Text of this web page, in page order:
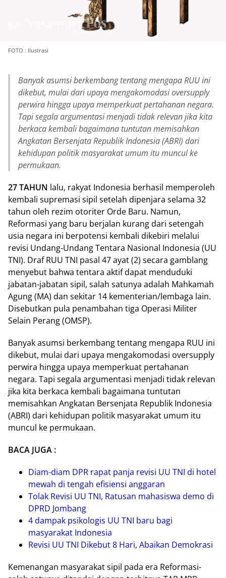
FOTO : Ilustrasi
Banyak asumsi berkembang tentang mengapa RUU ini
dikebut, mulai dari upaya mengakomodasi oversupply
perwira hingga upaya memperkuat pertahanan negara.
Tapi segala argumentasi menjadi tidak relevan jika kita
berkaca kembali bagaimana tuntutan memisahkan
Angkatan Bersenjata Republik Indonesia (ABRI) dari
kehidupan politik masyarakat umum itu muncul ke
permukaan.
27 TAHUN lalu, rakyat Indonesia berhasil memperoleh
kembali supremasi sipil setelah dipenjara selama 32
tahun oleh rezim otoriter Orde Baru. Namun,
Reformasi yang baru berjalan kurang dari setengah
usia negara ini berpotensi kembali dikebiri melalui
revisi Undang-Undang Tentara Nasional Indonesia (UU
TNI). Draf RUU TNI pasal 47 ayat (2) secara gamblang
menyebut bahwa tentara aktif dapat menduduki
jabatan-jabatan sipil, salah satunya adalah Mahkamah
Agung (MA) dan sekitar 14 kementerian/lembaga lain.
Disebutkan pula penambahan tiga Operasi Militer
Selain Perang (OMSP).
Banyak asumsi berkembang tentang mengapa RUU ini
dikebut, mulai dari upaya mengakomodasi oversupply
perwira hingga upaya memperkuat pertahanan
negara. Tapi segala argumentasi menjadi tidak relevan
jika kita berkaca kembali bagaimana tuntutan
memisahkan Angkatan Bersenjata Republik Indonesia
(ABRI) dari kehidupan politik masyarakat umum itu
muncul ke permukaan.
BACA JUGA :
Diam-diam DPR rapat panja revisi UU TNI di hotel
mewah di tengah efisiensi anggaran
Tolak Revisi UU TNI, Ratusan mahasiswa demo di
DPRD Jombang
4 dampak psikologis UU TNI baru bagi
masyarakat Indonesia
Revisi UU TNI Dikebut 8 Hari, Abaikan Demokrasi
Kemenangan masyarakat sipil pada era Reformasi-